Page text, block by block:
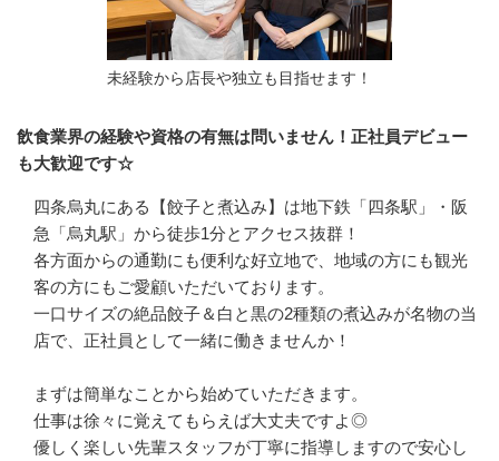
未経験から店長や独立も目指せます！
飲食業界の経験や資格の有無は問いません！正社員デビュー
も大歓迎です☆
四条烏丸にある【餃子と煮込み】は地下鉄「四条駅」・阪
急「烏丸駅」から徒歩1分とアクセス抜群！
各方面からの通勤にも便利な好立地で、地域の方にも観光
客の方にもご愛顧いただいております。
一口サイズの絶品餃子＆白と黒の2種類の煮込みが名物の当
店で、正社員として一緒に働きませんか！
まずは簡単なことから始めていただきます。
仕事は徐々に覚えてもらえば大丈夫ですよ◎
優しく楽しい先輩スタッフが丁寧に指導しますので安心し